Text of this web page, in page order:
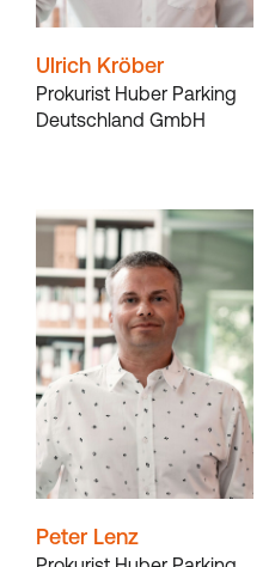
Ulrich Kröber
Prokurist Huber Parking
Deutschland GmbH
Peter Lenz